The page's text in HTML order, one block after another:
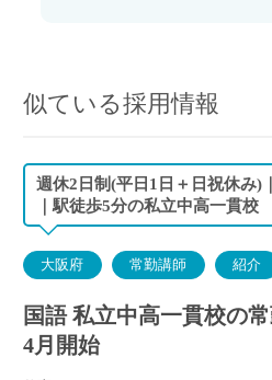
似ている採用情報
週休2日制(平日1日＋日祝休み)
｜駅徒歩5分の私立中高一貫校
大阪府 常勤講師 紹介
国語 私立中高一貫校の
4月開始